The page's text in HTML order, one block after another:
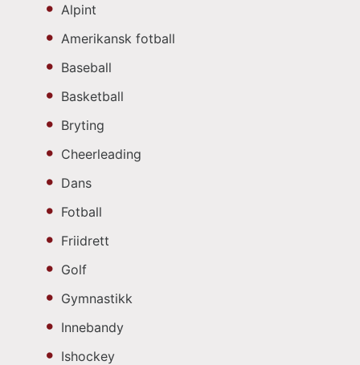
Alpint
Amerikansk fotball
Baseball
Basketball
Bryting
Cheerleading
Dans
Fotball
Friidrett
Golf
Gymnastikk
Innebandy
Ishockey